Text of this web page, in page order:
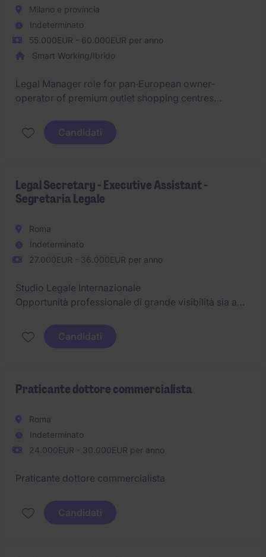
Milano e provincia
Indeterminato
55.000EUR - 60.000EUR per anno
Smart Working/Ibrido
Legal Manager role for pan‑European owner-
operator of premium outlet shopping centres
Candidati
Legal Secretary - Executive Assistant -
Segretaria Legale
Roma
Indeterminato
27.000EUR - 36.000EUR per anno
Studio Legale Internazionale
Opportunità professionale di grande visibilità sia a
Candidati
Praticante dottore commercialista
Roma
Indeterminato
24.000EUR - 30.000EUR per anno
Praticante dottore commercialista
Candidati